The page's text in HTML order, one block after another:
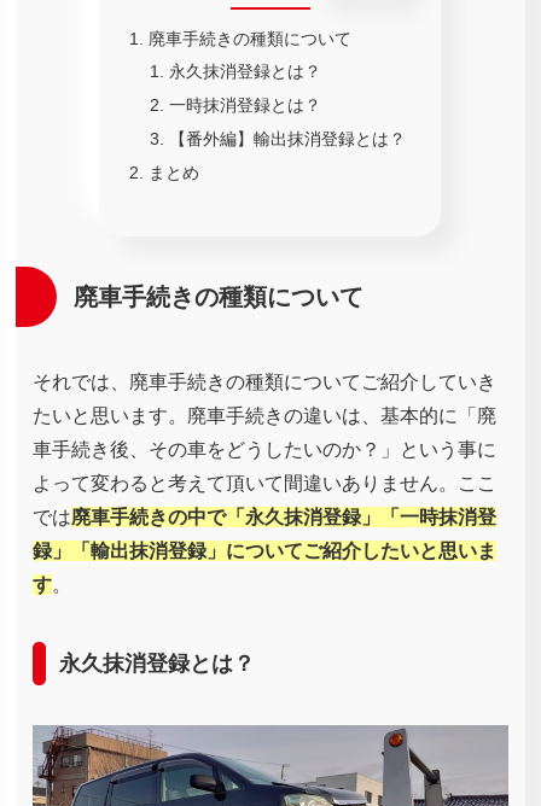
廃車手続きの種類について
永久抹消登録とは？
一時抹消登録とは？
【番外編】輸出抹消登録とは？
まとめ
廃車手続きの種類について
それでは、廃車手続きの種類についてご紹介していき
たいと思います。廃車手続きの違いは、基本的に「廃
車手続き後、その車をどうしたいのか？」という事に
よって変わると考えて頂いて間違いありません。ここ
では廃車手続きの中で「永久抹消登録」「一時抹消登
録」「輸出抹消登録」についてご紹介したいと思いま
す。
永久抹消登録とは？